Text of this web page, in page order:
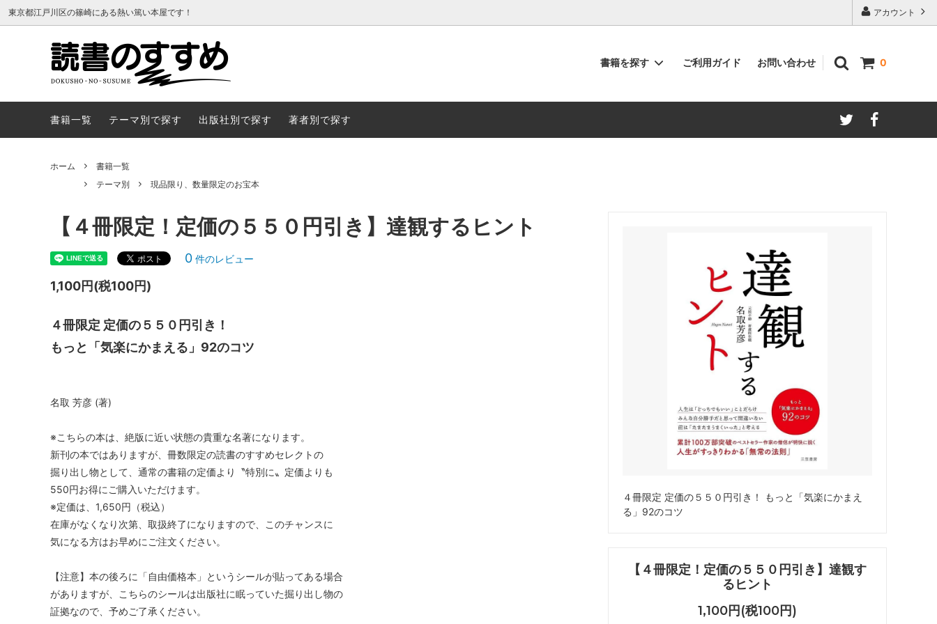
アカウント
東京都江戸川区の篠崎にある熱い篤い本屋です！
0
書籍を探す ご利用ガイド お問い合わせ
書籍一覧 テーマ別で探す 出版社別で探す 著者別で探す
ホーム
書籍一覧
テーマ別
現品限り、数量限定のお宝本
４冊限定 定価の５５０円引き！ もっと「気楽にかまえ
る」92のコツ
【４冊限定！定価の５５０円引き】達観す
るヒント
1,100円(税100円)
【４冊限定！定価の５５０円引き】達観するヒント
0 件のレビュー
1,100円(税100円)
４冊限定 定価の５５０円引き！
もっと「気楽にかまえる」92のコツ
名取 芳彦 (著)
※こちらの本は、絶版に近い状態の貴重な名著になります。
新刊の本ではありますが、冊数限定の読書のすすめセレクトの
掘り出し物として、通常の書籍の定価より〝特別に〟定価よりも
550円お得にご購入いただけます。
※定価は、1,650円（税込）
在庫がなくなり次第、取扱終了になりますので、このチャンスに
気になる方はお早めにご注文ください。
【注意】本の後ろに「自由価格本」というシールが貼ってある場合
がありますが、こちらのシールは出版社に眠っていた掘り出し物の
証拠なので、予めご了承ください。